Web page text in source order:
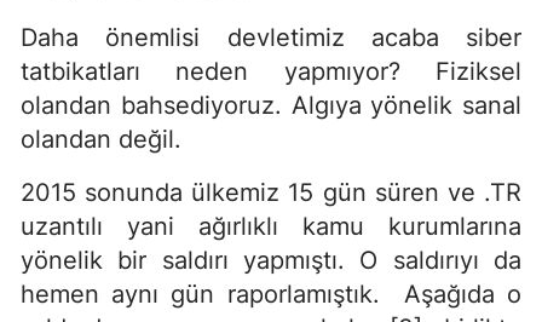
Daha önemlisi devletimiz acaba siber
tatbikatları neden yapmıyor? Fiziksel
olandan bahsediyoruz. Algıya yönelik sanal
olandan değil.
2015 sonunda ülkemiz 15 gün süren ve .TR
uzantılı yani ağırlıklı kamu kurumlarına
yönelik bir saldırı yapmıştı. O saldırıyı da
hemen aynı gün raporlamıştık. Aşağıda o